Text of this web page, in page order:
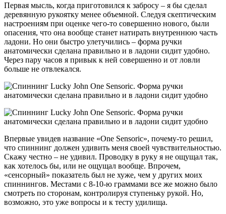
Первая мысль, когда приготовился к забросу – я бы сделал
деревянную рукоятку менее объемной. Следуя скептическим
настроениям при оценке чего-то совершенно нового, были
опасения, что она вообще станет натирать внутреннюю часть
ладони. Но они быстро улетучились – форма ручки
анатомически сделана правильно и в ладони сидит удобно.
Через пару часов я привык к ней совершенно и от ловли
больше не отвлекался.
Впервые увидев название «One Sensoric», почему-то решил,
что спиннинг должен удивить меня своей чувствительностью.
Скажу честно – не удивил. Проводку в руку я не ощущал так,
как хотелось бы, или не ощущал вообще. Впрочем,
«сенсорный» показатель был не хуже, чем у других моих
спиннингов. Местами с 8-10-ю граммами все же можно было
смотреть по сторонам, контролируя ступеньку рукой. Но,
возможно, это уже вопросы и к тесту удилища.